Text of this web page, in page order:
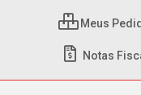
Meus
Notas